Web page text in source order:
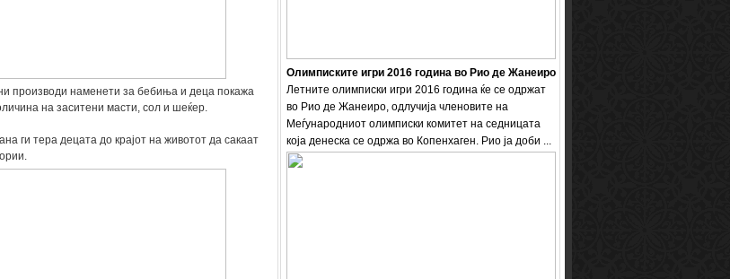
производи наменети за бебиња и деца покажа
на заситени масти, сол и шеќер.
ги тера децата до крајот на животот да сакаат
Олимписките игри 2016 година во Рио де Жанеиро
Летните олимписки игри 2016 година ќе се одржат
во Рио де Жанеиро, одлучија членовите на
Меѓународниот олимписки комитет на седницата
која денеска се одржа во Копенхаген. Рио ја доби ...